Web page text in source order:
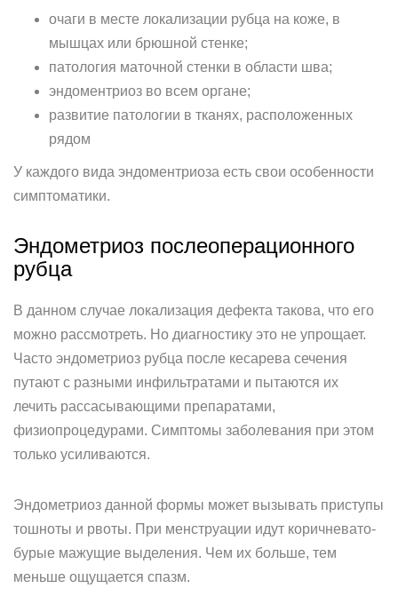
очаги в месте локализации рубца на коже, в
мышцах или брюшной стенке;
патология маточной стенки в области шва;
эндоментриоз во всем органе;
развитие патологии в тканях, расположенных
рядом
У каждого вида эндоментриоза есть свои особенности
симптоматики.
Эндометриоз послеоперационного
рубца
В данном случае локализация дефекта такова, что его
можно рассмотреть. Но диагностику это не упрощает.
Часто эндометриоз рубца после кесарева сечения
путают с разными инфильтратами и пытаются их
лечить рассасывающими препаратами,
физиопроцедурами. Симптомы заболевания при этом
только усиливаются.
Эндометриоз данной формы может вызывать приступы
тошноты и рвоты. При менструации идут коричневато-
бурые мажущие выделения. Чем их больше, тем
меньше ощущается спазм.